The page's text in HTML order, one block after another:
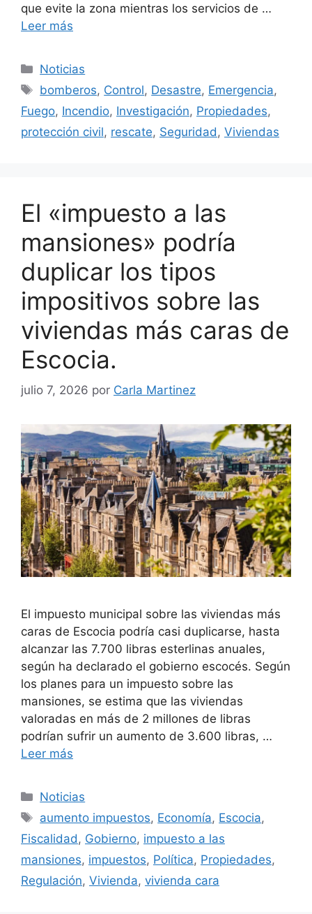
que evite la zona mientras los servicios de …
Leer más
Categorías
Noticias
Etiquetas
bomberos, Control, Desastre, Emergencia,
Fuego, Incendio, Investigación, Propiedades,
protección civil, rescate, Seguridad , Viviendas
El «impuesto a las
mansiones» podría
duplicar los tipos
impositivos sobre las
viviendas más caras de
Escocia.
julio 7, 2026 por Carla Martinez
El impuesto municipal sobre las viviendas más
caras de Escocia podría casi duplicarse, hasta
alcanzar las 7.700 libras esterlinas anuales,
según ha declarado el gobierno escocés. Según
los planes para un impuesto sobre las
mansiones, se estima que las viviendas
valoradas en más de 2 millones de libras
podrían sufrir un aumento de 3.600 libras, …
Leer más
Categorías
Noticias
Etiquetas
aumento impuestos, Economía, Escocia,
Fiscalidad , Gobierno, impuesto a las
mansiones, impuestos, Política, Propiedades,
Regulación, Vivienda, vivienda cara